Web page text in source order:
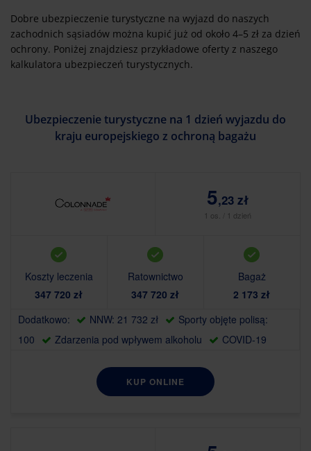
Dobre ubezpieczenie turystyczne na wyjazd do naszych
zachodnich sąsiadów można kupić już od około 4–5 zł za dzień
ochrony. Poniżej znajdziesz przykładowe oferty z naszego
kalkulatora ubezpieczeń turystycznych.
Ubezpieczenie turystyczne na 1 dzień wyjazdu do
kraju europejskiego z ochroną bagażu
Koszty leczenia
347 720 zł
Ratownictwo
347 720 zł
Bagaż
2 173 zł
Dodatkowo:
NNW: 21 732 zł
Sporty objęte polisą:
100
Zdarzenia pod wpływem alkoholu COVID-19
5,23 zł
1 os. / 1 dzień
KUP ONLINE